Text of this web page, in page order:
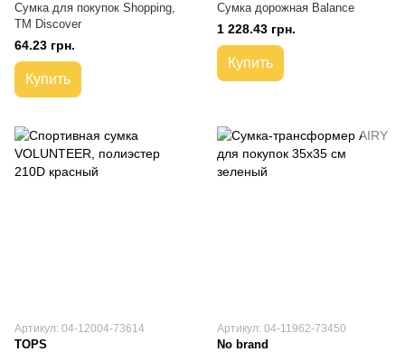
Сумка для покупок Shopping,
TM Discover
64.23 грн.
Купить
Сумка дорожная Balance
1 228.43 грн.
Купить
Артикул: 04-12004-73614
TOPS
Артикул: 04-11962-73450
No brand